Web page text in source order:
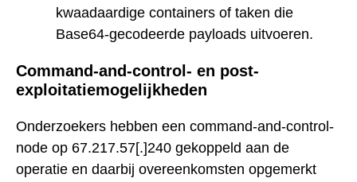
kwaadaardige containers of taken die
Base64-gecodeerde payloads uitvoeren.
Command-and-control- en post-
exploitatiemogelijkheden
Onderzoekers hebben een command-and-control-
node op 67.217.57[.]240 gekoppeld aan de
operatie en daarbij overeenkomsten opgemerkt